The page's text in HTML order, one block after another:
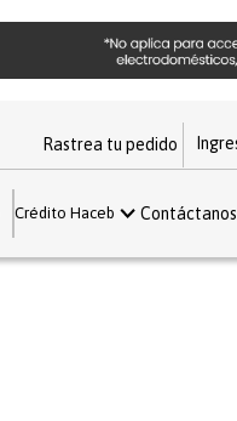
Rastrea tu pedido
Crédito Haceb Contáctanos